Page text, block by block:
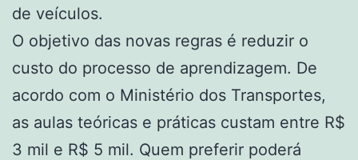
de veículos.
O objetivo das novas regras é reduzir o
custo do processo de aprendizagem. De
acordo com o Ministério dos Transportes,
as aulas teóricas e práticas custam entre R$
3 mil e R$ 5 mil. Quem preferir poderá